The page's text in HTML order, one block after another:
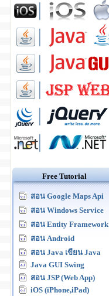
Free Tutorial
สอน Google Maps Api
สอน Windows Service
สอน Entity Framework
สอน Android
สอน Java เขียน Java
Java GUI Swing
สอน JSP (Web App)
iOS (iPhone,iPad)